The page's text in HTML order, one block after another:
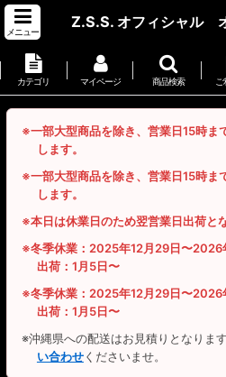
メニュー
Z.S.S. オフィシャル
カテゴリ マイページ 商品検索
※一部大型商品を除き、営業日15時ま
します。
※一部大型商品を除き、営業日15時ま
します。
※本日は休業日のため翌営業日出荷と
※冬季休業：2025年12月29日〜
出荷：1月5日〜
※冬季休業：2025年12月29日〜
出荷：1月5日〜
※沖縄県への配送はお見積りとなりま
い合わせくださいませ。